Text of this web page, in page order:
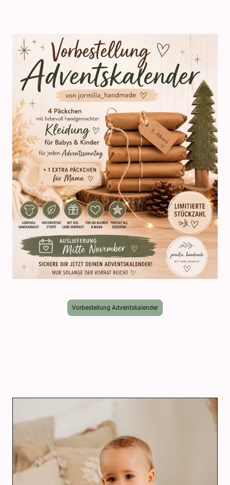
Vorbestellung Adventskalender